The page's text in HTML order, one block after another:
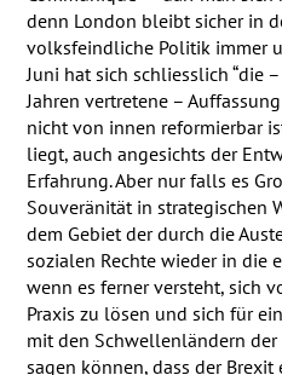
denn London bleibt sicher in
volksfeindliche Politik immer
Juni hat sich schliesslich “die
Jahren vertretene –
nicht von innen reformierbar
liegt, auch angesichts der
Erfahrung. Aber nur falls es
Souveränität in strategischen
dem Gebiet der durch die
sozialen Rechte wieder in die
wenn es ferner versteht, sich
Praxis zu lösen und sich für
mit den Schwellenländern der
sagen können, dass der